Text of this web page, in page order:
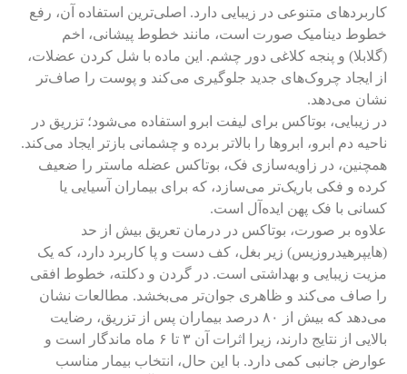
کاربردهای متنوعی در زیبایی دارد. اصلی‌ترین استفاده آن، رفع
خطوط دینامیک صورت است، مانند خطوط پیشانی، اخم
(گلابلا) و پنجه کلاغی دور چشم. این ماده با شل کردن عضلات،
از ایجاد چروک‌های جدید جلوگیری می‌کند و پوست را صاف‌تر
نشان می‌دهد.
در زیبایی، بوتاکس برای لیفت ابرو استفاده می‌شود؛ تزریق در
ناحیه دم ابرو، ابروها را بالاتر برده و چشمانی بازتر ایجاد می‌کند.
همچنین، در زاویه‌سازی فک، بوتاکس عضله ماستر را ضعیف
کرده و فکی باریک‌تر می‌سازد، که برای بیماران آسیایی یا
کسانی با فک پهن ایده‌آل است.
علاوه بر صورت، بوتاکس در درمان تعریق بیش از حد
(هایپرهیدروزیس) زیر بغل، کف دست و پا کاربرد دارد، که یک
مزیت زیبایی و بهداشتی است. در گردن و دکلته، خطوط افقی
را صاف می‌کند و ظاهری جوان‌تر می‌بخشد. مطالعات نشان
می‌دهد که بیش از ۸۰ درصد بیماران پس از تزریق، رضایت
بالایی از نتایج دارند، زیرا اثرات آن ۳ تا ۶ ماه ماندگار است و
عوارض جانبی کمی دارد. با این حال، انتخاب بیمار مناسب